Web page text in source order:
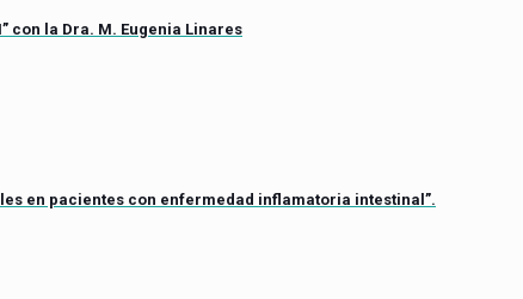
con la Dra. M. Eugenia Linares
en pacientes con enfermedad inflamatoria intestinal”.